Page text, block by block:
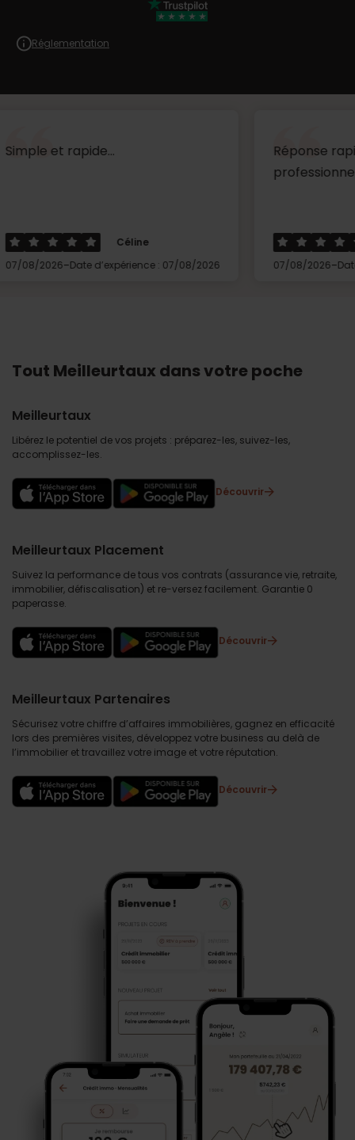
Réglementation
Céline
Date d’expérience : 07/08/2026
Réponse rapide très
professionnel ...
Thierry
07/08/2026
Date
Tout Meilleurtaux dans votre poche
Meilleurtaux
Libérez le potentiel de vos projets : préparez-les, suivez-les,
accomplissez-les.
Découvrir
Meilleurtaux Placement
Suivez la performance de tous vos contrats (assurance vie, retraite,
immobilier, défiscalisation) et re-versez facilement. Garantie 0
paperasse.
Découvrir
Meilleurtaux Partenaires
Sécurisez votre chiffre d’affaires immobilières, gagnez en efficacité
lors des premières visites, développez votre business au delà de
l’immobilier et travaillez votre image et votre réputation.
Découvrir